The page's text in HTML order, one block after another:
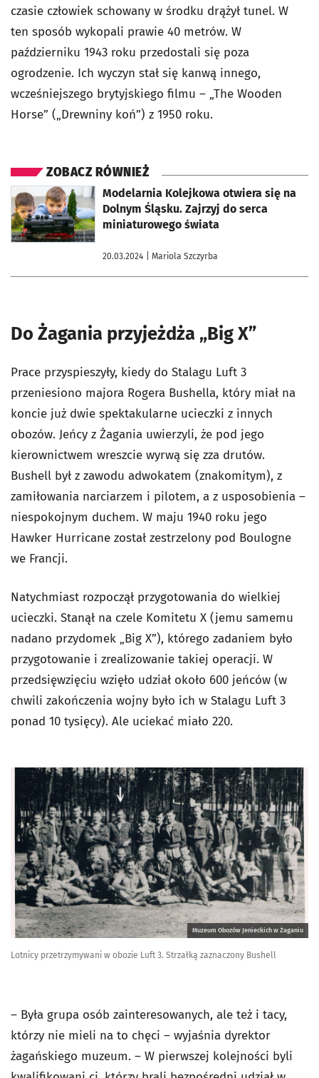
czasie człowiek schowany w środku drążył tunel. W
ten sposób wykopali prawie 40 metrów. W
październiku 1943 roku przedostali się poza
ogrodzenie. Ich wyczyn stał się kanwą innego,
wcześniejszego brytyjskiego filmu – „The Wooden
Horse” („Drewniny koń”) z 1950 roku.
ZOBACZ RÓWNIEŻ
Modelarnia Kolejkowa otwiera się na
Dolnym Śląsku. Zajrzyj do serca
miniaturowego świata
20.03.2024 | Mariola Szczyrba
otworzy się w nowej karcie
Do Żagania przyjeżdża „Big X”
Prace przyspieszyły, kiedy do Stalagu Luft 3
przeniesiono majora Rogera Bushella, który miał na
koncie już dwie spektakularne ucieczki z innych
obozów. Jeńcy z Żagania uwierzyli, że pod jego
kierownictwem wreszcie wyrwą się zza drutów.
Bushell był z zawodu adwokatem (znakomitym), z
zamiłowania narciarzem i pilotem, a z usposobienia –
niespokojnym duchem. W maju 1940 roku jego
Hawker Hurricane został zestrzelony pod Boulogne
we Francji.
Natychmiast rozpoczął przygotowania do wielkiej
ucieczki. Stanął na czele Komitetu X (jemu samemu
nadano przydomek „Big X”), którego zadaniem było
przygotowanie i zrealizowanie takiej operacji. W
przedsięwzięciu wzięło udział około 600 jeńców (w
chwili zakończenia wojny było ich w Stalagu Luft 3
ponad 10 tysięcy). Ale uciekać miało 220.
Muzeum Obozów Jenieckich w Żaganiu
Lotnicy przetrzymywani w obozie Luft 3. Strzałką zaznaczony Bushell
– Była grupa osób zainteresowanych, ale też i tacy,
którzy nie mieli na to chęci – wyjaśnia dyrektor
żagańskiego muzeum. – W pierwszej kolejności byli